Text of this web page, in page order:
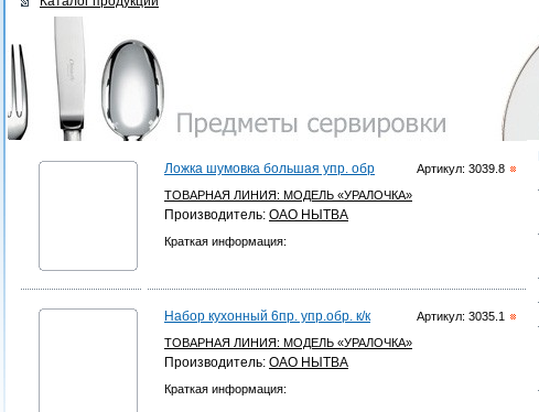
Артикул: 3039.8
Ложка шумовка большая упр. обр
ТОВАРНАЯ ЛИНИЯ: МОДЕЛЬ «УРАЛОЧКА»
Производитель: ОАО НЫТВА
Краткая информация:
Артикул: 3035.1
Набор кухонный 6пр. упр.обр. к/к
ТОВАРНАЯ ЛИНИЯ: МОДЕЛЬ «УРАЛОЧКА»
Производитель: ОАО НЫТВА
Краткая информация: